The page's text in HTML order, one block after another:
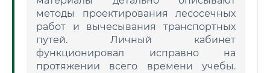
методы проектирования лесосечных
работ и вычесывания транспортных
путей. Личный кабинет
функционировал исправно на
протяжении всего времени учебы.